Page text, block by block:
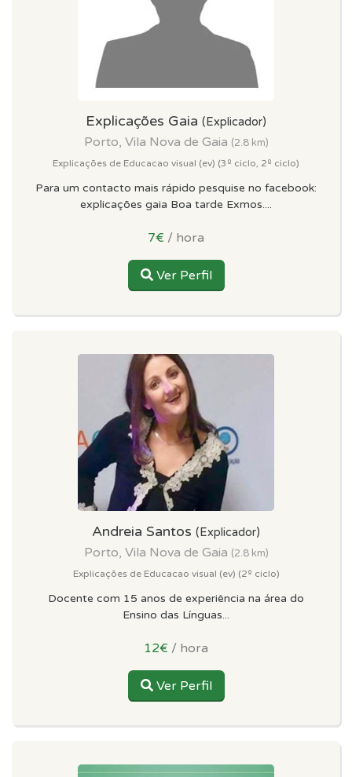
Explicações Gaia (Explicador)
Porto, Vila Nova de Gaia (2.8 km)
Explicações de Educacao visual (ev) (3º ciclo, 2º ciclo)
Para um contacto mais rápido pesquise no facebook:
explicações gaia Boa tarde Exmos....
7€ / hora
Ver Perfil
Andreia Santos (Explicador)
Porto, Vila Nova de Gaia (2.8 km)
Explicações de Educacao visual (ev) (2º ciclo)
Docente com 15 anos de experiência na área do
Ensino das Línguas...
12€ / hora
Ver Perfil